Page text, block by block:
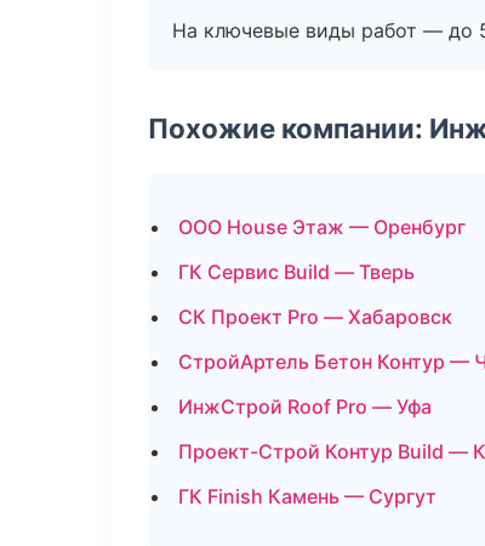
На ключевые виды работ — до
Похожие компании:
ООО House Этаж — Оренбург
ГК Сервис Build — Тверь
СК Проект Pro — Хабаровск
СтройАртель Бетон Контур —
ИнжСтрой Roof Pro — Уфа
Проект-Строй Контур Build —
ГК Finish Камень — Сургут